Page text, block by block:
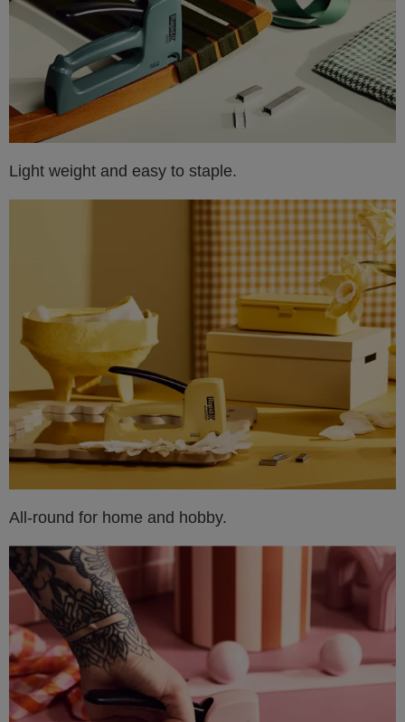
Light weight and easy to staple.
All-round for home and hobby.